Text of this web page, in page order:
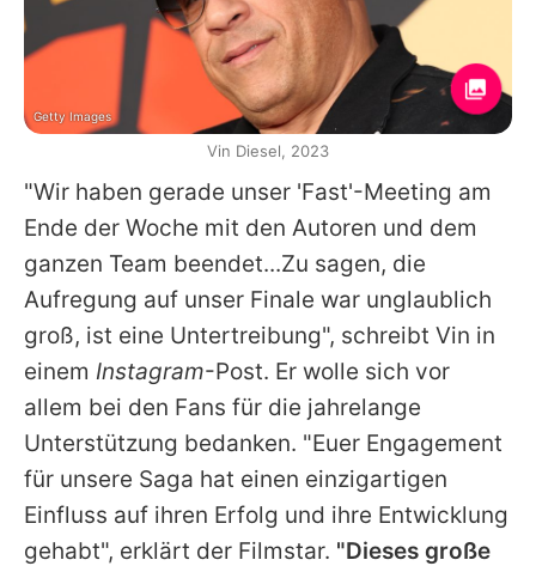
"Wir haben gerade unser 'Fast'-Meeting am
Ende der Woche mit den Autoren und dem
ganzen Team beendet...Zu sagen, die
Aufregung auf unser Finale war unglaublich
groß, ist eine Untertreibung", schreibt Vin in
einem Instagram-Post. Er wolle sich vor
allem bei den Fans für die jahrelange
Unterstützung bedanken. "Euer Engagement
für unsere Saga hat einen einzigartigen
Einfluss auf ihren Erfolg und ihre Entwicklung
gehabt", erklärt der Filmstar. "Dieses große
Getty Images
Vin Diesel, 2023